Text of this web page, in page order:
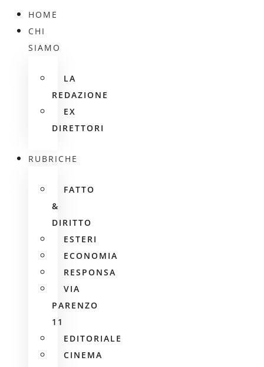
HOME
CHI
SIAMO
LA
REDAZIONE
EX
DIRETTORI
RUBRICHE
FATTO
&
DIRITTO
ESTERI
ECONOMIA
RESPONSA
VIA
PARENZO
11
EDITORIALE
CINEMA